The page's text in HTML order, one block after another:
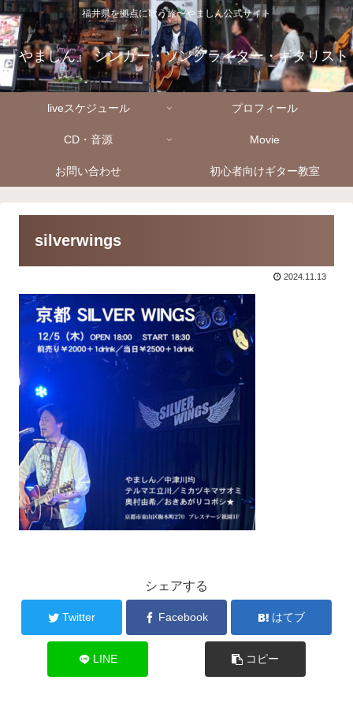
福井県を拠点に歌う旅〜やましん公式サイト
『やましん』 シンガー・ソングライター・ギタリスト
liveスケジュール プロフィール
CD・音源 Movie
お問い合わせ 初心者向けギター教室
silverwings
2024.11.13
シェアする
Twitter Facebook はてブ
LINE コピー